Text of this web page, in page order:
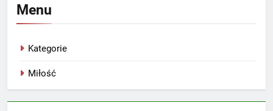
Menu
Kategorie
Miłość